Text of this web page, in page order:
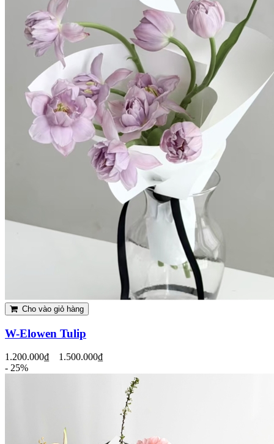
Cho vào giỏ hàng
W-Elowen Tulip
1.200.000₫
1.500.000₫
- 25%